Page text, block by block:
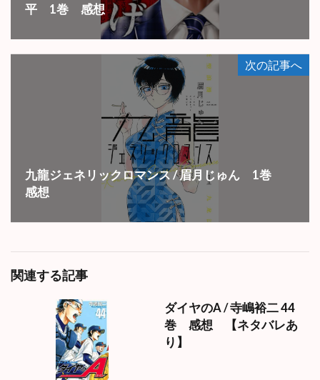
平 1巻 感想
次の記事へ
九龍ジェネリックロマンス / 眉月じゅん 1巻
感想
関連する記事
ダイヤのA / 寺嶋裕二 44
巻 感想 【ネタバレあ
り】